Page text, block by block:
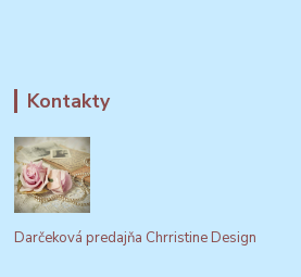
Kontakty
Darčeková predajňa Chrristine Design